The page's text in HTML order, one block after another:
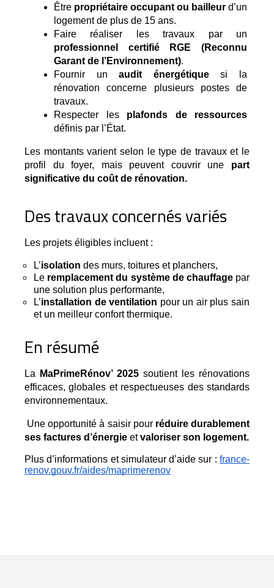
Être propriétaire occupant ou bailleur d’un
logement de plus de 15 ans.
professionnel certifié RGE (Reconnu
Garant de l’Environnement).
Fournir un audit énergétique si la
rénovation concerne plusieurs postes de
travaux.
Respecter les plafonds de ressources
définis par l’État.
Les montants varient selon le type de travaux et le
profil du foyer, mais peuvent couvrir une part
significative du coût de rénovation.
Des travaux concernés variés
Les projets éligibles incluent :
L’isolation des murs, toitures et planchers,
Le remplacement du système de chauffagepar
une solution plus performante,
L’installation de ventilation pour un air plus sain
et un meilleur confort thermique.
En résumé
La MaPrimeRénov’ 2025 soutient les rénovations
efficaces, globales et respectueuses des standards
environnementaux.
Une opportunité à saisir pour réduire durablement
ses factures d’énergie et valoriser son logement.
Plus d’informations et simulateur d’aide sur : france-
renov.gouv.fr/aides/maprimerenov